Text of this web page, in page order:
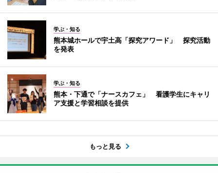
学ぶ・知る
熊本城ホールで宇土高「探究アワード」 探究活動
を発表
学ぶ・知る
熊本・下通で「ナースカフェ」 看護学生にキャリ
ア支援と学習相談を提供
もっと見る